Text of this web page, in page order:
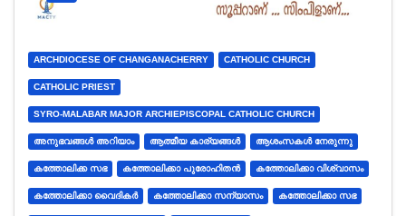
ARCHDIOCESE OF CHANGANACHERRY CATHOLIC CHURCH
CATHOLIC PRIEST
SYRO-MALABAR MAJOR ARCHIEPISCOPAL CATHOLIC CHURCH
അനുഭവങ്ങൾ അറിയാം ആത്മീയ കാര്യങ്ങൾ ആശംസകൾ നേരുന്നു
കത്തോലിക്ക സഭ കത്തോലിക്കാ പുരോഹിതൻ കത്തോലിക്കാ വിശ്വാസം
കത്തോലിക്കാ വൈദികർ കത്തോലിക്കാ സന്യാസം കത്തോലിക്കാ സഭ